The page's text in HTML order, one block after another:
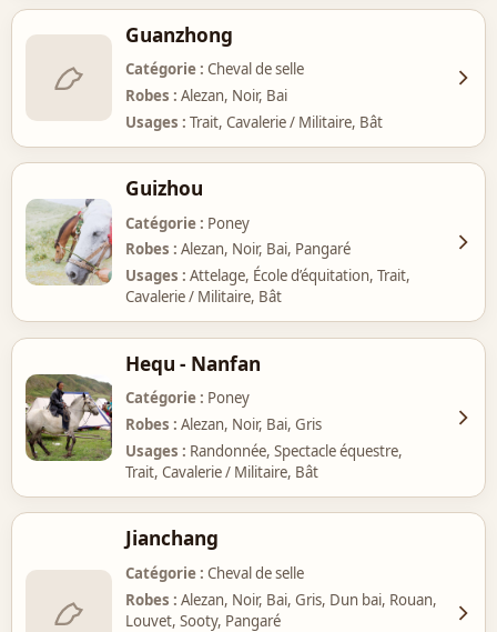
Guanzhong
Catégorie Cheval de selle
Robes
Alezan, Noir, Bai
Usages
Trait, Cavalerie / Militaire, Bât
Guizhou
Catégorie
Poney
Robes
Alezan, Noir, Bai, Pangaré
Usages
Attelage, École d’équitation, Trait,
Cavalerie / Militaire, Bât
Hequ - Nanfan
Catégorie
Poney
Robes
Alezan, Noir, Bai, Gris
Usages
Randonnée, Spectacle équestre,
Trait, Cavalerie / Militaire, Bât
Jianchang
Catégorie Cheval de selle
Robes
Alezan, Noir, Bai, Gris, Dun bai, Rouan,
Louvet, Sooty, Pangaré